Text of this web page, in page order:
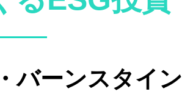
バーンスタイン